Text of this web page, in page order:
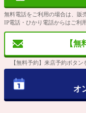
無料電話をご利用の場合は、販
IP電話・ひかり電話からはご利
【
【無料予約】来店予約ボタ
オ